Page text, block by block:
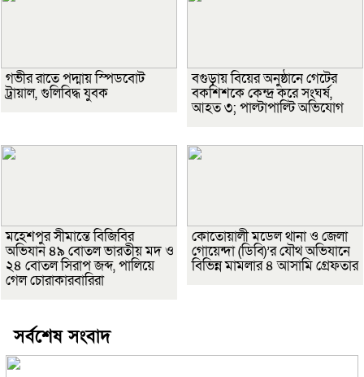
গভীর রাতে পদ্মায় স্পিডবোট
ট্রায়াল, গুলিবিদ্ধ যুবক
বগুড়ায় বিয়ের অনুষ্ঠানে গেটের
বকশিশকে কেন্দ্র করে সংঘর্ষ,
আহত ৩; পাল্টাপাল্টি অভিযোগ
মহেশপুর সীমান্তে বিজিবির
অভিযান ৪৯ বোতল ভারতীয় মদ ও
২৪ বোতল সিরাপ জব্দ, পালিয়ে
গেল চোরাকারবারিরা
কোতোয়ালী মডেল থানা ও জেলা
গোয়েন্দা (ডিবি)’র যৌথ অভিযানে
বিভিন্ন মামলার ৪ আসামি গ্রেফতার
সর্বশেষ সংবাদ